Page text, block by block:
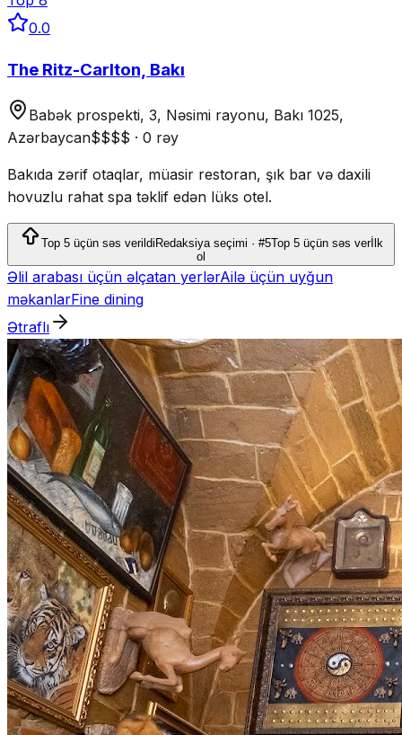
0.0
The Ritz-Carlton, Bakı
Babək prospekti, 3, Nəsimi rayonu, Bakı 1025,
Azərbaycan$$$$ · 0 rəy
Bakıda zərif otaqlar, müasir restoran, şık bar və daxili
hovuzlu rahat spa təklif edən lüks otel.
Top 5 üçün səs verildi Redaksiya seçimi · #5Top 5 üçün səs verİlk
ol
Əlil arabası üçün əlçatan yerlərAilə üçün uyğun
məkanlarFine dining
Ətraflı